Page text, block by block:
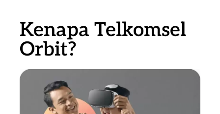
Kenapa Telkomsel
Orbit?